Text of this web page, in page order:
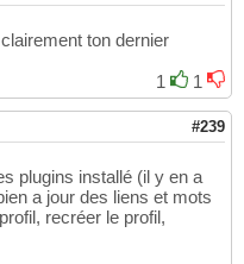
ton dernier
1
1
#239
plugins installé (il y en a
a jour des liens et mots
recréer le profil,